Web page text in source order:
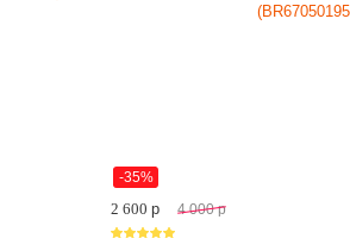
-35%
2 600p 4 000 p